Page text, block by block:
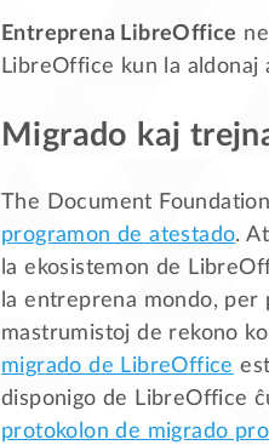
Entreprena LibreOffice
LibreOffice kun la aldonaj
Migrado kaj
The Document
programon de atestado.
la ekosistemon de
la entreprena mondo,
mastrumistoj de rekono
migrado de LibreOffice
disponigo de LibreOffice
protokolon de migrado